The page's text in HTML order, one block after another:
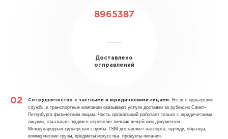
8965387
Доставлено
отправлений
Сотрудничество с частными и юридическими лицами.
Не все курьерские
службы и транспортные компании оказывают услуги доставки за рубеж из Санкт–
Петербурга физическим лицам. Часть организаций работает только с юридическими
лицами, отказывая людям в перевозке личных вещей или документов.
Международная курьерская служба TSM доставляет паспорта, одежду, образцы,
коммерческие грузы, предметы искусства, продукты питания.